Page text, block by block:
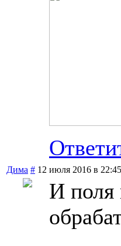
Дима # 12 июля 2016 в 22:45
И поля